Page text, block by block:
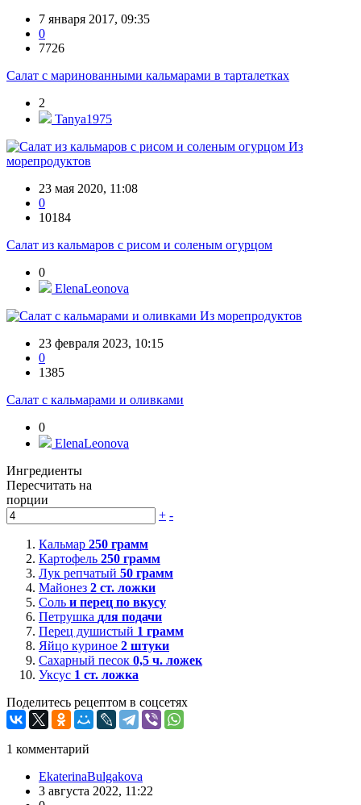
7 января 2017, 09:35
0
7726
Салат с маринованными кальмарами в тарталетках
2
Tanya1975
Из
морепродуктов
23 мая 2020, 11:08
0
10184
Салат из кальмаров с рисом и соленым огурцом
0
ElenaLeonova
Из морепродуктов
23 февраля 2023, 10:15
0
1385
Салат с кальмарами и оливками
0
ElenaLeonova
Ингредиенты
Пересчитать на
порции
+ -
Кальмар 250 грамм
Картофель 250 грамм
Лук репчатый 50 грамм
Майонез 2 ст. ложки
Соль и перец по вкусу
Петрушка для подачи
Перец душистый 1 грамм
Яйцо куриное 2 штуки
Сахарный песок 0,5 ч. ложек
Уксус 1 ст. ложка
Поделитесь рецептом в соцсетях
1 комментарий
EkaterinaBulgakova
3 августа 2022, 11:22